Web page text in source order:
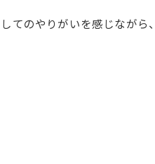
てのやりがいを感じながら、